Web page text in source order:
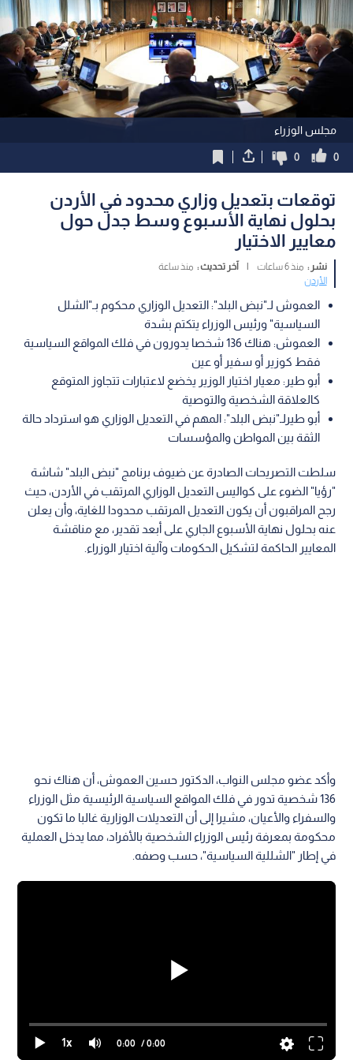
مجلس الوزراء
0
0
توقعات بتعديل وزاري محدود في الأردن
بحلول نهاية الأسبوع وسط جدل حول
معايير الاختيار
نشر : منذ 6 ساعات | آخر تحديث : منذ ساعة
الأردن
العموش لـ"نبض البلد": التعديل الوزاري محكوم بـ"الشلل
السياسية" ورئيس الوزراء يتكتم بشدة
العموش: هناك 136 شخصا يدورون في فلك المواقع السياسية
فقط كوزير أو سفير أو عين
أبو طير: معيار اختيار الوزير يخضع لاعتبارات تتجاوز المتوقع
كالعلاقة الشخصية والتوصية
أبو طيرلـ"نبض البلد": المهم في التعديل الوزاري هو استرداد حالة
الثقة بين المواطن والمؤسسات
سلطت التصريحات الصادرة عن ضيوف برنامج "نبض البلد" شاشة
"رؤيا" الضوء على كواليس التعديل الوزاري المرتقب في الأردن، حيث
رجح المراقبون أن يكون التعديل المرتقب محدودا للغاية، وأن يعلن
عنه بحلول نهاية الأسبوع الجاري على أبعد تقدير، مع مناقشة
المعايير الحاكمة لتشكيل الحكومات وآلية اختيار الوزراء.
وأكد عضو مجلس النواب، الدكتور حسين العموش، أن هناك نحو
136 شخصية تدور في فلك المواقع السياسية الرئيسية مثل الوزراء
والسفراء والأعيان، مشيرا إلى أن التعديلات الوزارية غالبا ما تكون
محكومة بمعرفة رئيس الوزراء الشخصية بالأفراد، مما يدخل العملية
في إطار "الشللية السياسية"، حسب وصفه.
1x 0:00 / 0:00